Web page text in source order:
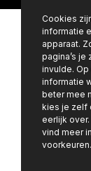
Cookies
informatie
apparaat.
pagina’s je
invulde.
informatie
beter mee
kies je zelf
eerlijk
vind meer
voorkeuren.